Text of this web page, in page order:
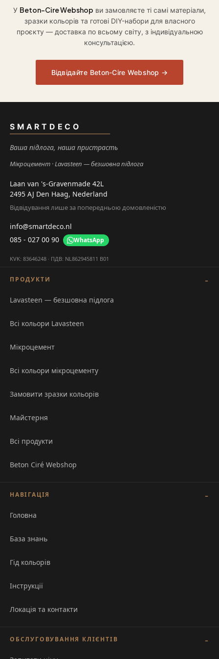
У Beton-Cire Webshop ви замовляєте ті самі матеріали,
зразки кольорів та готові DIY-набори для власного
проєкту — доставка по всьому світу, з індивідуальною
консультацією.
Відвідайте Beton-Cire Webshop →
SMARTDECO
Ваша підлога, наша пристрасть
Мікроцемент Lavasteen — безшовна підлога
Laan van 's-Gravenmade 42L
2495 AJ Den Haag, Nederland
Відвідування лише за попередньою домовленістю
info@smartdeco.nl
085 - 027 00 90
WhatsApp
KVK: 83646248 · ПДВ: NL862945811 B01
ПРОДУКТИ
Lavasteen — безшовна підлога
Всі кольори Lavasteen
Мікроцемент
Всі кольори мікроцементу
Замовити зразки кольорів
Майстерня
Всі продукти
Beton Ciré Webshop
НАВІГАЦІЯ
Головна
База знань
Гід кольорів
Інструкції
Локація та контакти
ОБСЛУГОВУВАННЯ КЛІЄНТІВ